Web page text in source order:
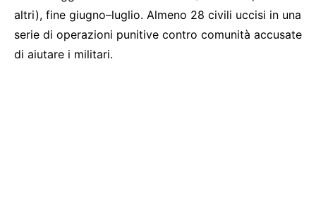
altri), fine giugno–luglio. Almeno 28 civili uccisi in una
serie di operazioni punitive contro comunità accusate
di aiutare i militari.